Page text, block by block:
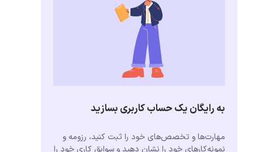
به رایگان یک حساب کاربری بسازید
مهارت‌ها و تخصص‌های خود را ثبت کنید، رزومه و
نمونه‌کارهای خود را نشان دهید و سوابق کاری خود را